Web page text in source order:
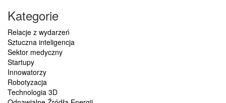
Kategorie
Relacje z wydarzeń
Sztuczna inteligencja
Sektor medyczny
Startupy
Innowatorzy
Robotyzacja
Technologia 3D